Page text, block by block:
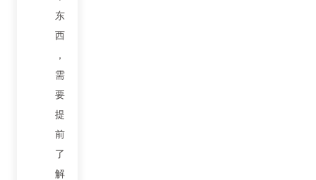
东
西
，
需
要
提
前
了
解